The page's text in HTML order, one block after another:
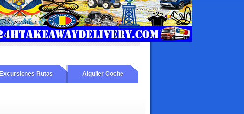
Excursiones Rutas Alquiler Coche